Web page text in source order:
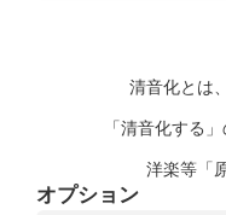
清音化とは
「清音化する
洋楽等「
オプション